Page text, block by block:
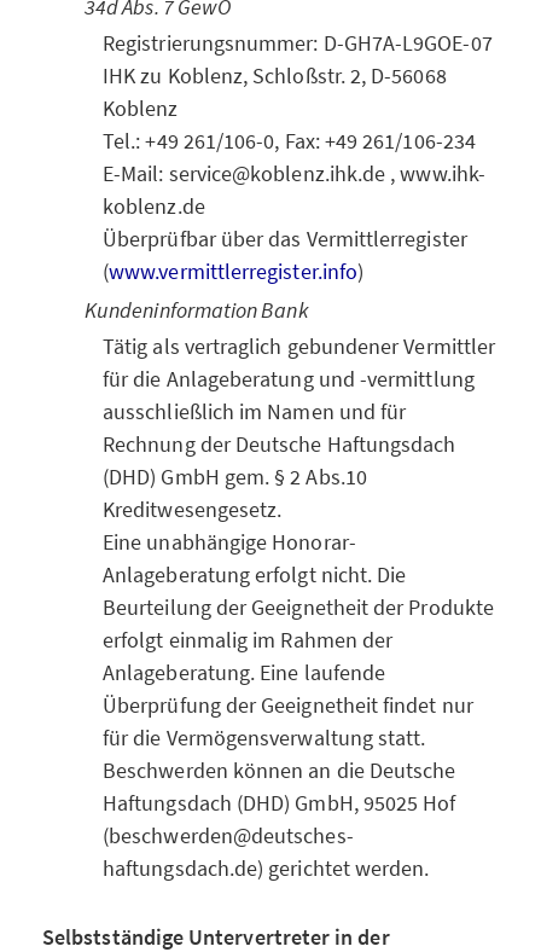
34d Abs. 7 GewO
Registrierungsnummer: D-GH7A-L9GOE-07
IHK zu Koblenz, Schloßstr. 2, D-56068
Koblenz
Tel.: +49 261/106-0, Fax: +49 261/106-234
E-Mail: service@koblenz.ihk.de , www.ihk-
koblenz.de
Überprüfbar über das Vermittlerregister
(www.vermittlerregister.info)
Kundeninformation Bank
Tätig als vertraglich gebundener Vermittler
für die Anlageberatung und -vermittlung
ausschließlich im Namen und für
Rechnung der Deutsche Haftungsdach
(DHD) GmbH gem. § 2 Abs.10
Kreditwesengesetz.
Eine unabhängige Honorar-
Anlageberatung erfolgt nicht. Die
Beurteilung der Geeignetheit der Produkte
erfolgt einmalig im Rahmen der
Anlageberatung. Eine laufende
Überprüfung der Geeignetheit findet nur
für die Vermögensverwaltung statt.
Beschwerden können an die Deutsche
Haftungsdach (DHD) GmbH, 95025 Hof
(beschwerden@deutsches-
haftungsdach.de) gerichtet werden.
Selbstständige Untervertreter in der